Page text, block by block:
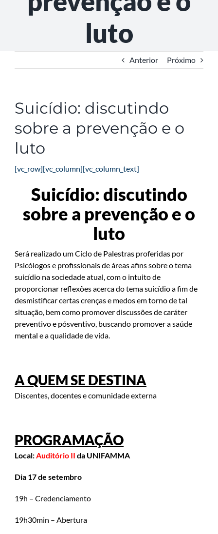
luto
Anterior Próximo
Suicídio: discutindo
sobre a prevenção e o
luto
[vc_row][vc_column][vc_column_text]
Suicídio: discutindo
sobre a prevenção e o
luto
Será realizado um Ciclo de Palestras proferidas por
Psicólogos e profissionais de áreas afins sobre o tema
suicídio na sociedade atual, com o intuito de
proporcionar reflexões acerca do tema suicídio a fim de
desmistificar certas crenças e medos em torno de tal
situação, bem como promover discussões de caráter
preventivo e pósventivo, buscando promover a saúde
mental e a qualidade de vida.
A QUEM SE DESTINA
Discentes, docentes e comunidade externa
PROGRAMAÇÃO
Local:Auditório II da UNIFAMMA
Dia 17 de setembro
19h – Credenciamento
19h30min – Abertura